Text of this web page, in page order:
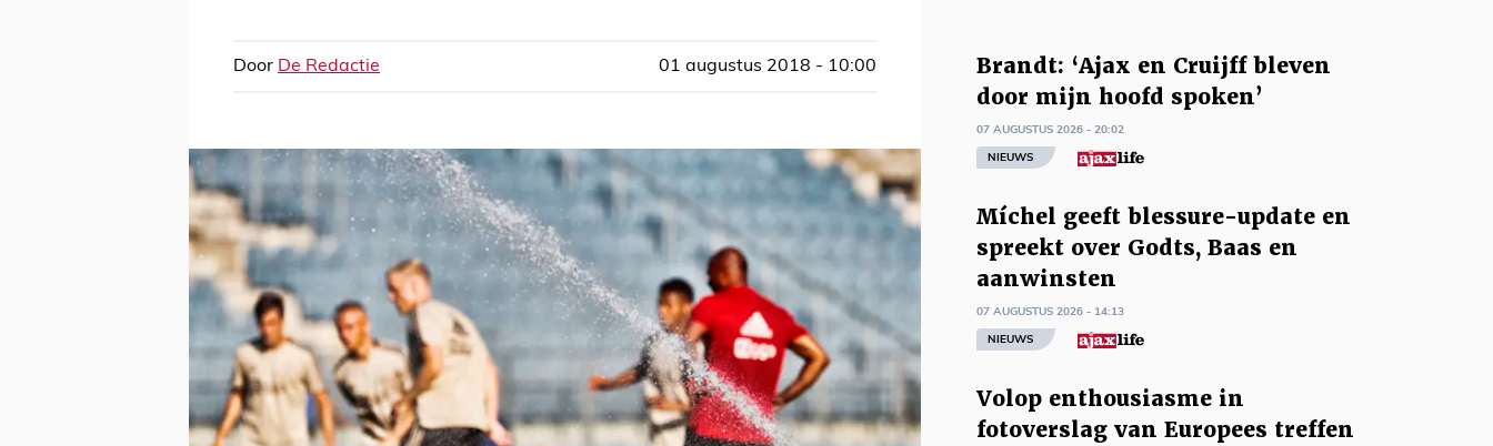
Door De Redactie 01 augustus 2018 - 10:00
Brandt: ‘Ajax en Cruijff bleven
door mijn hoofd spoken’
07 AUGUSTUS 2026 - 20:02
NIEUWS
Míchel geeft blessure-update en
spreekt over Godts, Baas en
aanwinsten
07 AUGUSTUS 2026 - 14:13
NIEUWS
Volop enthousiasme in
fotoverslag van Europees treffen